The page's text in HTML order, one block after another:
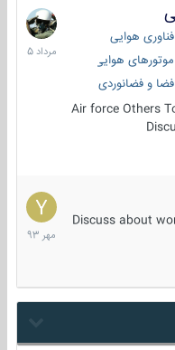
هوایی
هوایی
و فضانوردی
Air force
2
مرداد
1405
Discuss about
15
مهر
1393